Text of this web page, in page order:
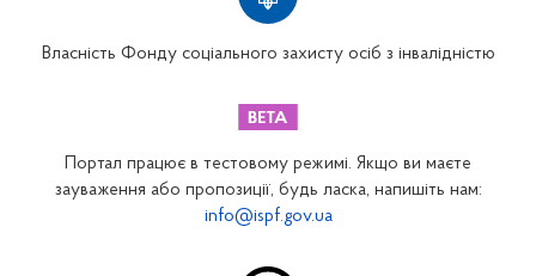
Закарпатське відділення
Запорізьке відділення
Власність Фонду соціального захисту осіб з інвалідністю
Портал працює в тестовому режимі. Якщо ви маєте
зауваження або пропозиції, будь ласка, напишіть нам:
info@ispf.gov.ua